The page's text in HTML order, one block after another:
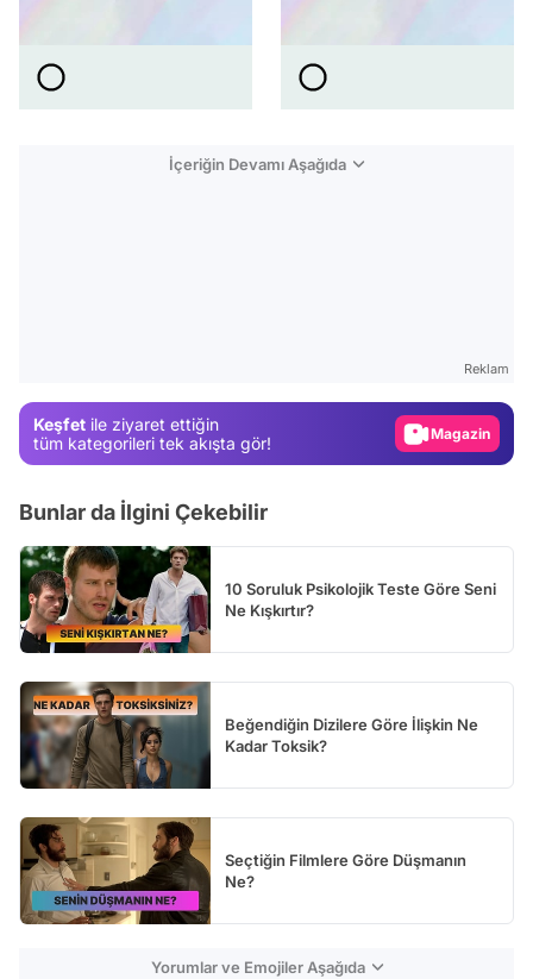
İçeriğin Devamı Aşağıda
Reklam
Keşfet ile ziyaret ettiğin
tüm kategorileri tek akışta gör!
Video
Bunlar da İlgini Çekebilir
10 Soruluk Psikolojik Teste Göre Seni
Ne Kışkırtır?
Beğendiğin Dizilere Göre İlişkin Ne
Kadar Toksik?
Seçtiğin Filmlere Göre Düşmanın
Ne?
Yorumlar ve Emojiler Aşağıda